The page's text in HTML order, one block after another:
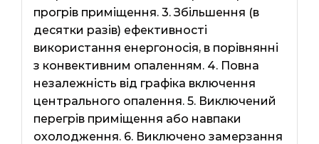
прогрів приміщення. 3. Збільшення (в
десятки разів) ефективності
використання енергоносія, в порівнянні
з конвективним опаленням. 4. Повна
незалежність від графіка включення
центрального опалення. 5. Виключений
перегрів приміщення або навпаки
охолодження. 6. Виключено замерзання